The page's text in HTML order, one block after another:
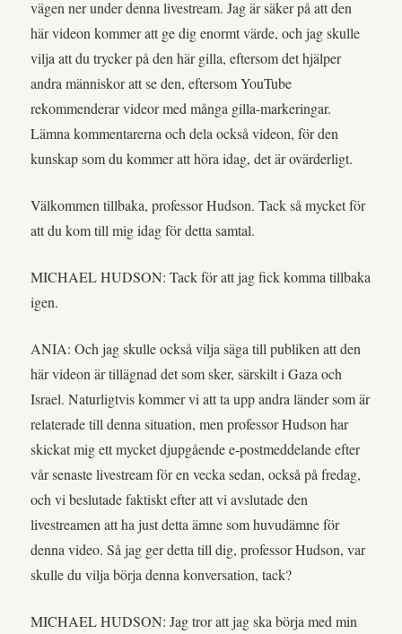
vägen ner under denna livestream. Jag är säker på att den
här videon kommer att ge dig enormt värde, och jag skulle
vilja att du trycker på den här gilla, eftersom det hjälper
andra människor att se den, eftersom YouTube
rekommenderar videor med många gilla-markeringar.
Lämna kommentarerna och dela också videon, för den
kunskap som du kommer att höra idag, det är ovärderligt.
Välkommen tillbaka, professor Hudson. Tack så mycket för
att du kom till mig idag för detta samtal.
MICHAEL HUDSON: Tack för att jag fick komma tillbaka
igen.
ANIA: Och jag skulle också vilja säga till publiken att den
här videon är tillägnad det som sker, särskilt i Gaza och
Israel. Naturligtvis kommer vi att ta upp andra länder som är
relaterade till denna situation, men professor Hudson har
skickat mig ett mycket djupgående e-postmeddelande efter
vår senaste livestream för en vecka sedan, också på fredag,
och vi beslutade faktiskt efter att vi avslutade den
livestreamen att ha just detta ämne som huvudämne för
denna video. Så jag ger detta till dig, professor Hudson, var
skulle du vilja börja denna konversation, tack?
MICHAEL HUDSON: Jag tror att jag ska börja med min